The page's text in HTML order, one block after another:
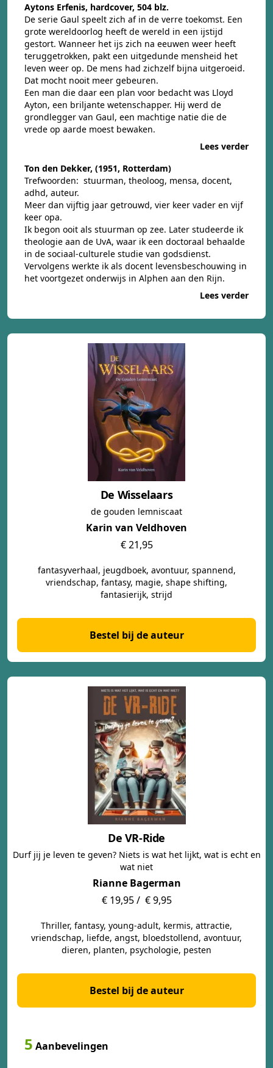
Aytons Erfenis, hardcover, 504 blz.
De serie Gaul speelt zich af in de verre toekomst. Een
grote wereldoorlog heeft de wereld in een ijstijd
gestort. Wanneer het ijs zich na eeuwen weer heeft
teruggetrokken, pakt een uitgedunde mensheid het
leven weer op. De mens had zichzelf bijna uitgeroeid.
Dat mocht nooit meer gebeuren.
Een man die daar een plan voor bedacht was Lloyd
Ayton, een briljante wetenschapper. Hij werd de
grondlegger van Gaul, een machtige natie die de
vrede op aarde moest bewaken.
Lees verder
Ton den Dekker, (1951, Rotterdam)
Trefwoorden: stuurman, theoloog, mensa, docent,
adhd, auteur.
Meer dan vijftig jaar getrouwd, vier keer vader en vijf
keer opa.
Ik begon ooit als stuurman op zee. Later studeerde ik
theologie aan de UvA, waar ik een doctoraal behaalde
in de sociaal-culturele studie van godsdienst.
Vervolgens werkte ik als docent levensbeschouwing in
het voortgezet onderwijs in Alphen aan den Rijn.
Lees verder
De Wisselaars
de gouden lemniscaat
Karin van Veldhoven
€ 21,95
fantasyverhaal, jeugdboek, avontuur, spannend,
vriendschap, fantasy, magie, shape shifting,
fantasierijk, strijd
Bestel bij de auteur
De VR-Ride
Durf jij je leven te geven? Niets is wat het lijkt, wat is echt en
wat niet
Rianne Bagerman
€ 19,95 / € 9,95
Thriller, fantasy, young-adult, kermis, attractie,
vriendschap, liefde, angst, bloedstollend, avontuur,
dieren, planten, psychologie, pesten
Bestel bij de auteur
5 Aanbevelingen